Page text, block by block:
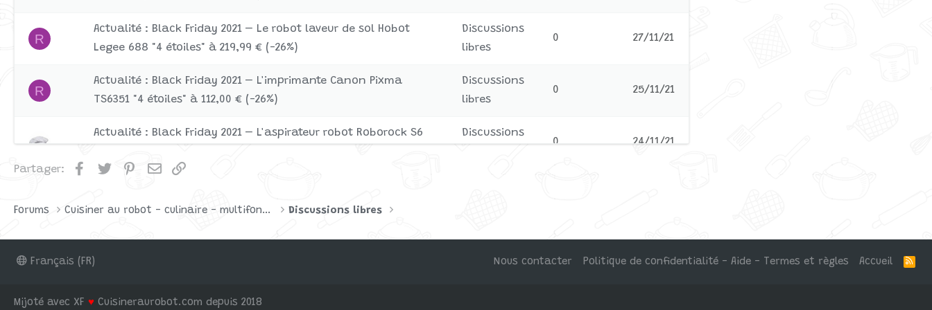
R
Actualité : Black Friday 2021 – Le robot laveur de sol Hobot
Legee 688 "4 étoiles" à 219,99 € (-26%)
Discussions
libres
0 27/11/21
R
Actualité : Black Friday 2021 – L'imprimante Canon Pixma
TS6351 "4 étoiles" à 112,00 € (-26%)
Discussions
libres
0 25/11/21
Actualité : Black Friday 2021 – L'aspirateur robot Roborock S6
Discussions
0 24/11/21
T9+ "5 étoiles" à 649,00 €
Partager: FacebookTwitterPinterest
Email
Forums Cuisiner au robot - culinaire - multifonctions Discussions libres
Français (FR) Nous contacter Politique de confidentialité - Aide - Termes et règles Accueil
R
Mijoté avec XF ♥ Cuisineraurobot.com depuis 2018